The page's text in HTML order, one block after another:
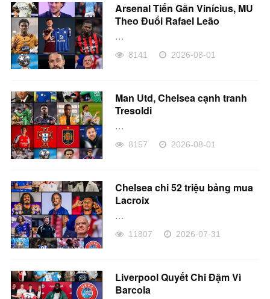
Arsenal Tiến Gần Vinícius, MU
Theo Đuổi Rafael Leão
...
8141 2026-08-01
Man Utd, Chelsea cạnh tranh
Tresoldi
...
8157 2026-08-01
Chelsea chi 52 triệu bảng mua
Lacroix
...
11807 2026-07-31
Liverpool Quyết Chi Đậm Vì
Barcola